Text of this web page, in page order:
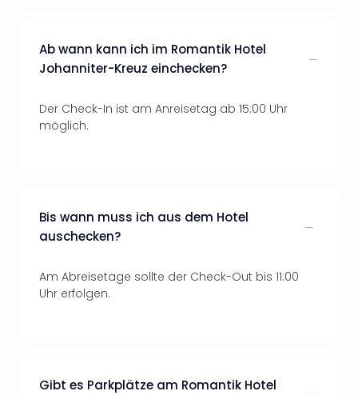
Ab wann kann ich im Romantik Hotel
Johanniter-Kreuz einchecken?
Der Check-In ist am Anreisetag ab 15:00 Uhr
möglich.
Bis wann muss ich aus dem Hotel
auschecken?
Am Abreisetage sollte der Check-Out bis 11:00
Uhr erfolgen.
Gibt es Parkplätze am Romantik Hotel